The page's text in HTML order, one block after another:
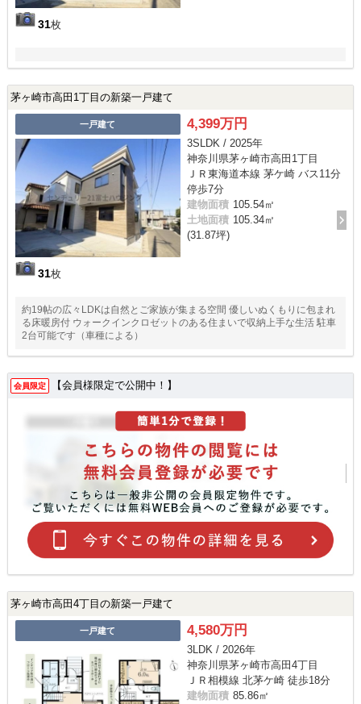
31枚
茅ヶ崎市高田1丁目の新築一戸建て
一戸建て
31枚
4,399万円
3SLDK / 2025年
神奈川県茅ヶ崎市高田1丁目
ＪＲ東海道本線 茅ケ崎 バス11分
停歩7分
建物面積 105.54㎡
土地面積 105.34㎡
(31.87坪)
約19帖の広々LDKは自然とご家族が集まる空間 優しいぬくもりに包まれ
る床暖房付 ウォークインクロゼットのある住まいで収納上手な生活 駐車
2台可能です（車種による）
会員限定 【会員様限定で公開中！】
茅ヶ崎市高田4丁目の新築一戸建て
一戸建て 4,580万円
3LDK / 2026年
神奈川県茅ヶ崎市高田4丁目
ＪＲ相模線 北茅ケ崎 徒歩18分
建物面積 85.86㎡